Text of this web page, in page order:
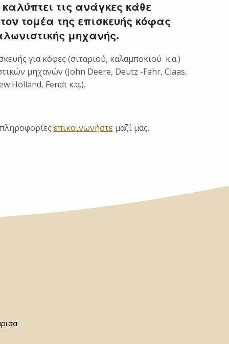
τις ανάγκες κάθε
τομέα της επισκευής κόφας
μηχανής.
για κόφες (σιταριού, καλαμποκιού κ.α.)
μηχανών (John Deere, Deutz -Fahr, Claas,
Holland, Fendt κ.α.).
επικοινωνήστεμαζί μας.